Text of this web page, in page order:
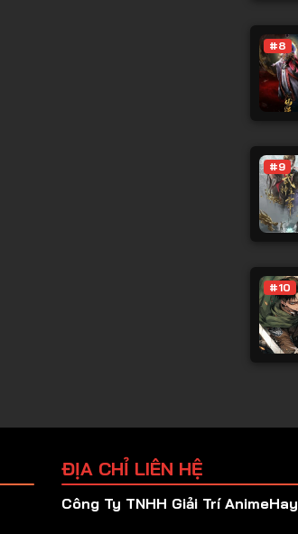
#8
#9
#10
ĐỊA CHỈ LIÊN HỆ
Công Ty TNHH Giải Trí AnimeHay